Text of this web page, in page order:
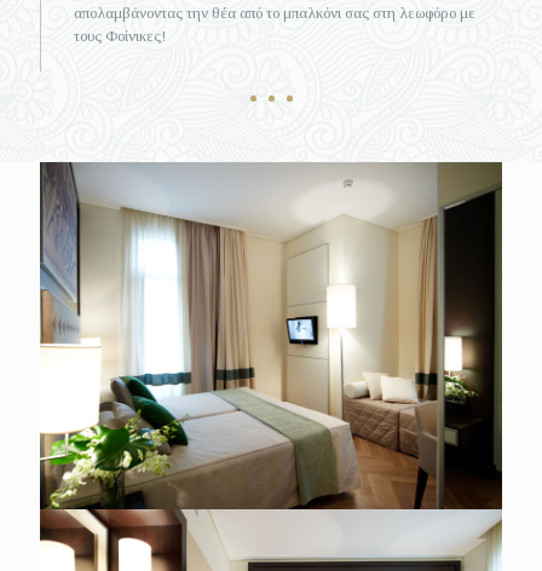
απολαμβάνοντας την θέα από το μπαλκόνι σας στη λεωφόρο με
τους Φοίνικες!